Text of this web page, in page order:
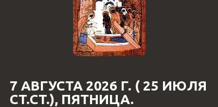
7 АВГУСТА 2026 Г. ( 25 ИЮЛЯ
СТ.СТ.), ПЯТНИЦА.